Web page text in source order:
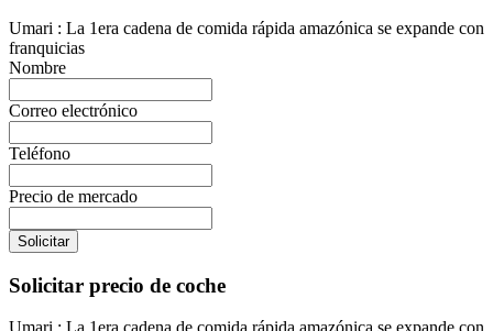
Umari : La 1era cadena de comida rápida amazónica se expande con
franquicias
Nombre
Correo electrónico
Teléfono
Precio de mercado
Solicitar
Solicitar precio de coche